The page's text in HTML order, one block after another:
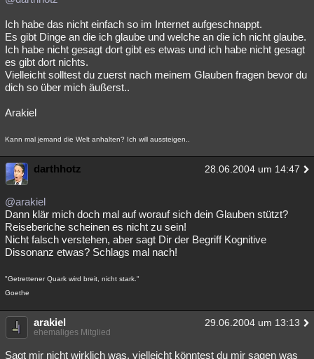
Ich habe das nicht einfach so im Internet aufgeschnappt.
Es gibt Dinge an die ich glaube und welche an die ich nicht glaube.
Ich habe nicht gesagt dort gibt es etwas und ich habe nicht gesagt
es gibt dort nichts.
Vielleicht solltest du zuerst nach meinem Glauben fragen bevor du
dich so über mich äußerst..
Arakiel
Kann mal jemand die Welt anhalten? Ich will aussteigen..
darthhotz 28.06.2004 um 14:47
@arakiel
Dann klär mich doch mal auf worauf sich dein Glauben stützt?
Reiseberiche scheinen es nicht zu sein!
Nicht falsch verstehen, aber sagt Dir der Begriff Kognitive
Dissonanz etwas? Schlags mal nach!
"Getrettener Quark wird breit, nicht stark."
Goethe
arakiel 29.06.2004 um 13:13
ehemaliges Mitglied
Sagt mir nicht wirklich was, vielleicht könntest du mir sagen was